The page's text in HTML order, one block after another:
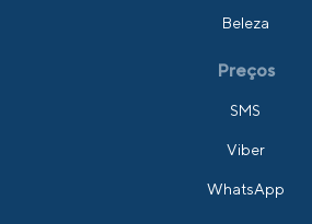
Beleza
Preços
SMS
Viber
WhatsApp